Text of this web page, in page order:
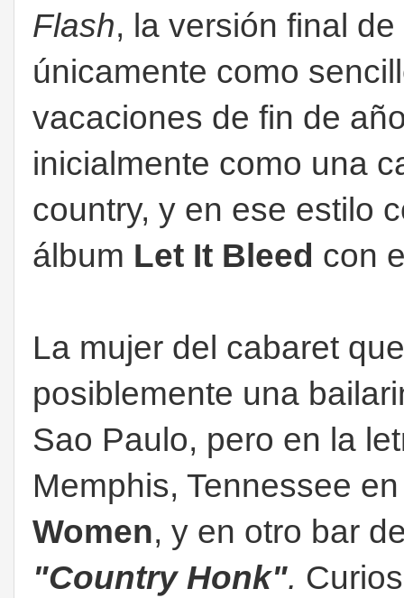
Flash, la versión final
únicamente como
vacaciones de fin de
inicialmente como una
country, y en ese estilo
álbum Let It Bleed con
La mujer del cabaret
posiblemente una
Sao Paulo, pero en la
Memphis, Tennessee
Women, y en otro bar
"Country Honk".